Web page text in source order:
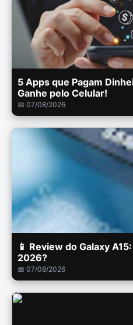
5 Apps que Pagam
Ganhe pelo Celular!
📅 07/08/2026
📱 Review do Galaxy
2026?
📅 07/08/2026